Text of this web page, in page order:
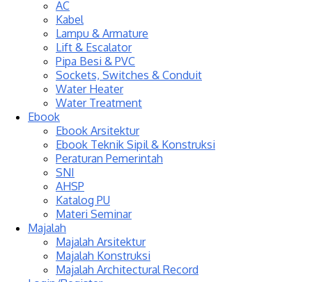
AC
Kabel
Lampu & Armature
Lift & Escalator
Pipa Besi & PVC
Sockets, Switches & Conduit
Water Heater
Water Treatment
Ebook
Ebook Arsitektur
Ebook Teknik Sipil & Konstruksi
Peraturan Pemerintah
SNI
AHSP
Katalog PU
Materi Seminar
Majalah
Majalah Arsitektur
Majalah Konstruksi
Majalah Architectural Record